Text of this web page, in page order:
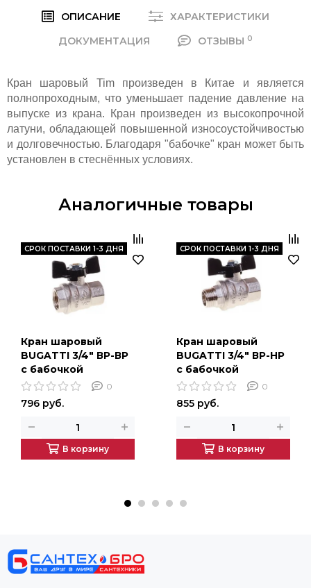
ОПИСАНИЕ
ХАРАКТЕРИСТИКИ
ДОКУМЕНТАЦИЯ
ОТЗЫВЫ 0
Кран шаровый Tim произведен в Китае и является
полнопроходным, что уменьшает падение давление на
выпуске из крана. Кран произведен из высокопрочной
латуни, обладающей повышенной износоустойчивостью
и долговечностью. Благодаря "бабочке" кран может быть
установлен в стеснённых условиях.
Аналогичные товары
CРОК ПОСТАВКИ 1-3 ДНЯ
Кран шаровый
BUGATTI 3/4" ВР-ВР
с бабочкой
0
796 руб.
В корзину
CРОК ПОСТАВКИ 1-3 ДНЯ
Кран шаровый
BUGATTI 3/4" ВР-НР
с бабочкой
0
855 руб.
В корзину